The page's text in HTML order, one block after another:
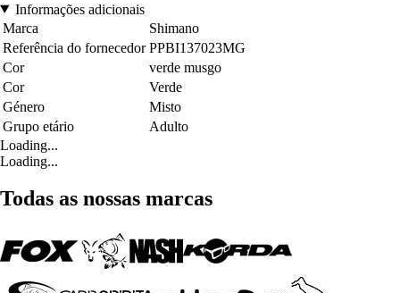
Informações adicionais
Marca
Shimano
Referência do fornecedor PPBI137023MG
Cor
verde musgo
Cor
Verde
Género
Misto
Grupo etário
Adulto
Loading...
Loading...
Todas as nossas marcas